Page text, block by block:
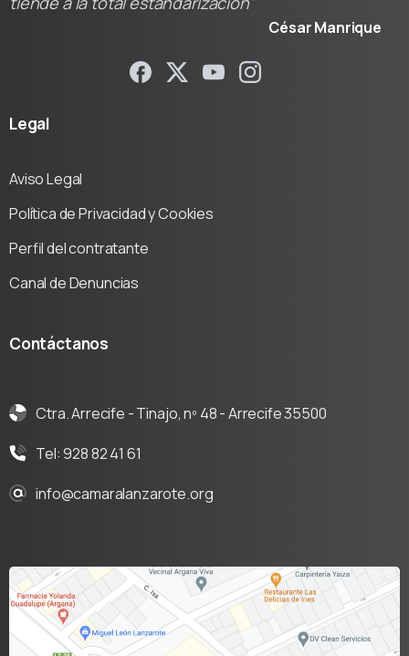
César Manrique
Legal
Aviso Legal
Política de Privacidad y Cookies
Perfil del contratante
Canal de Denuncias
Contáctanos
Ctra. Arrecife - Tinajo, nº 48 - Arrecife 35500
Tel: 928 82 41 61
info@camaralanzarote.org